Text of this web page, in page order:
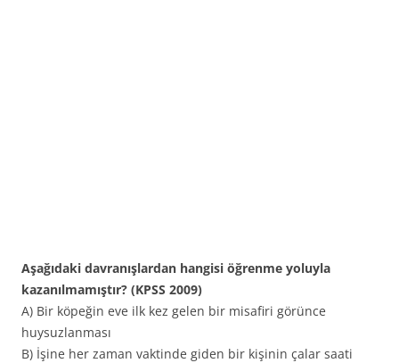
Aşağıdaki davranışlardan hangisi öğrenme yoluyla
kazanılmamıştır? (KPSS 2009)
A) Bir köpeğin eve ilk kez gelen bir misafiri görünce
huysuzlanması
B) İşine her zaman vaktinde giden bir kişinin çalar saati